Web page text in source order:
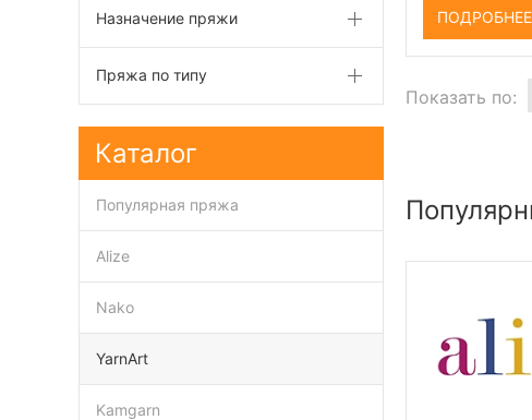
ПОДРОБНЕЕ
Показать по:
Назначение пряжи
Пряжа по типу
Каталог
Популярная пряжа
Alize
Nako
YarnArt
Kamgarn